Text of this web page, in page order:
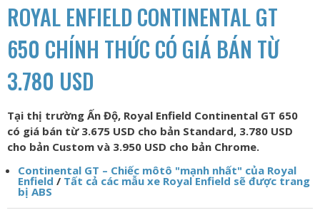
ROYAL ENFIELD CONTINENTAL GT
650 CHÍNH THỨC CÓ GIÁ BÁN TỪ
3.780 USD
Tại thị trường Ấn Độ, Royal Enfield Continental GT 650
có giá bán từ 3.675 USD cho bản Standard, 3.780 USD
cho bản Custom và 3.950 USD cho bản Chrome.
Continental GT – Chiếc môtô "mạnh nhất" của Royal
Enfield / Tất cả các mẫu xe Royal Enfield sẽ được trang
bị ABS